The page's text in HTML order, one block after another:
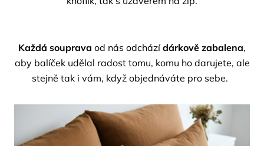
Každá souprava od nás odcházídárkově zabalena,
aby balíček udělal radost tomu, komu ho darujete, ale
stejně tak i vám, když objednáváte pro sebe.